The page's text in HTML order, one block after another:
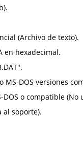
(Archivo de texto).
en hexadecimal.
MS-DOS versiones
DOS o compatible
al soporte).